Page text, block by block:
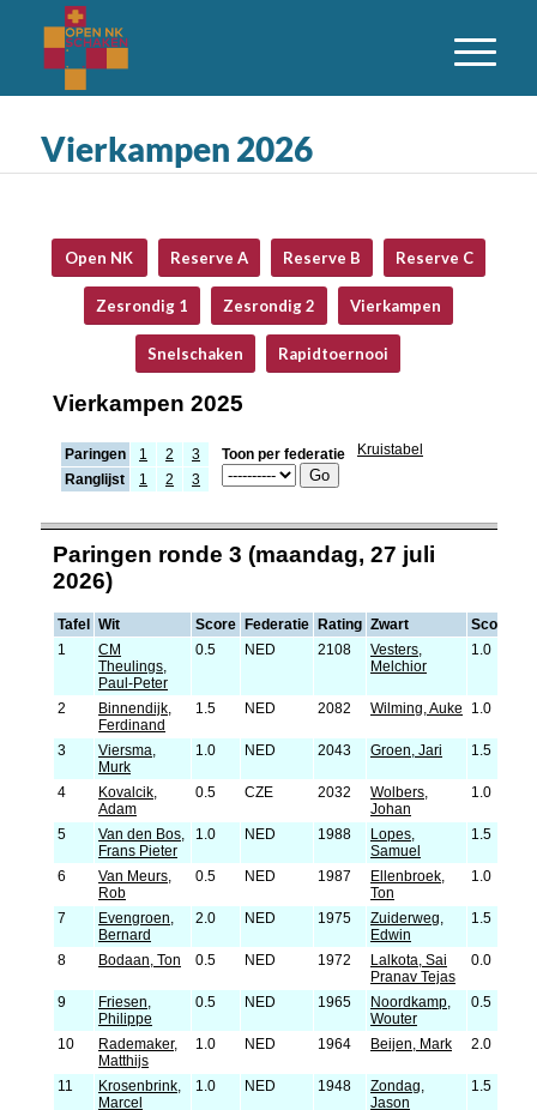
Vierkampen 2026
Open NK Reserve A Reserve B Reserve C
Zesrondig 1 Zesrondig 2 Vierkampen
Snelschaken Rapidtoernooi